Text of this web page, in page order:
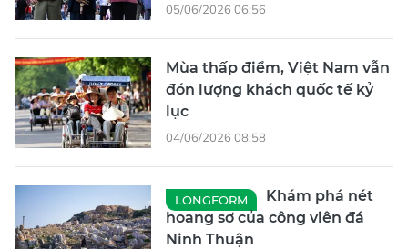
05/06/2026 06:56
Mùa thấp điểm, Việt Nam vẫn
đón lượng khách quốc tế kỷ
lục
04/06/2026 08:58
LONGFORM
Khám phá nét
hoang sơ của công viên đá
Ninh Thuận